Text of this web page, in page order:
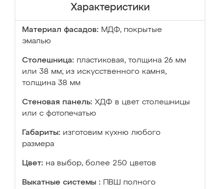
Характеристики
Материал фасадов: МДФ, покрытые
эмалью
Столешница: пластиковая, толщина 26 мм
или 38 мм; из искусственного камня,
толщина 38 мм
Стеновая панель: ХДФ в цвет столешницы
или с фотопечатью
Габариты: изготовим кухню любого
размера
Цвет: на выбор, более 250 цветов
Выкатные системы :
ПВШ полного